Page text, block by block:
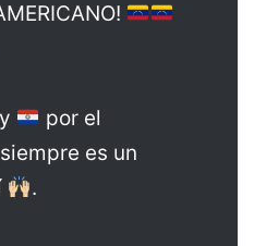
por el
es un
.